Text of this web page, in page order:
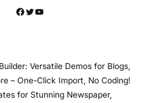
Facebook Twitter YouTube
Versatile Demos for Blogs,
– One-Click Import, No Coding!
for Stunning Newspaper,